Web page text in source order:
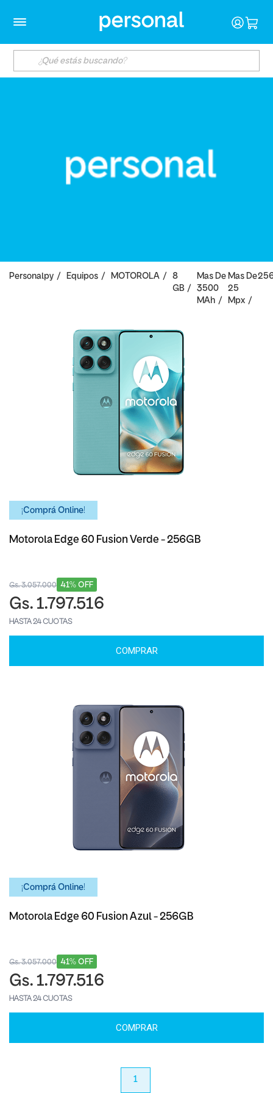
Personalpy Equipos MOTOROLA
8
GB
Mas De
3500
MAh
Mas De
25
Mpx
¡Comprá Online!
Motorola Edge 60 Fusion Verde - 256GB
41% OFF
Gs. 3.057.000
Gs. 1.797.516
HASTA 24 CUOTAS
COMPRAR
¡Comprá Online!
Motorola Edge 60 Fusion Azul - 256GB
41% OFF
Gs. 3.057.000
Gs. 1.797.516
HASTA 24 CUOTAS
COMPRAR
1